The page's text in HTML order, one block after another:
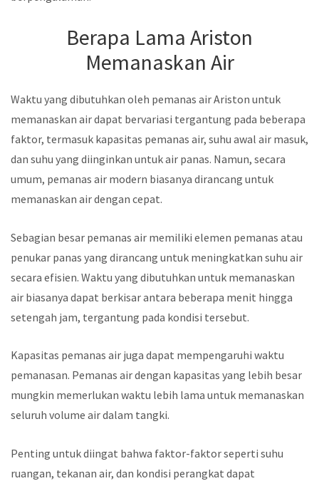
Berapa Lama Ariston
Memanaskan Air
Waktu yang dibutuhkan oleh pemanas air Ariston untuk
memanaskan air dapat bervariasi tergantung pada beberapa
faktor, termasuk kapasitas pemanas air, suhu awal air masuk,
dan suhu yang diinginkan untuk air panas. Namun, secara
umum, pemanas air modern biasanya dirancang untuk
memanaskan air dengan cepat.
Sebagian besar pemanas air memiliki elemen pemanas atau
penukar panas yang dirancang untuk meningkatkan suhu air
secara efisien. Waktu yang dibutuhkan untuk memanaskan
air biasanya dapat berkisar antara beberapa menit hingga
setengah jam, tergantung pada kondisi tersebut.
Kapasitas pemanas air juga dapat mempengaruhi waktu
pemanasan. Pemanas air dengan kapasitas yang lebih besar
mungkin memerlukan waktu lebih lama untuk memanaskan
seluruh volume air dalam tangki.
Penting untuk diingat bahwa faktor-faktor seperti suhu
ruangan, tekanan air, dan kondisi perangkat dapat